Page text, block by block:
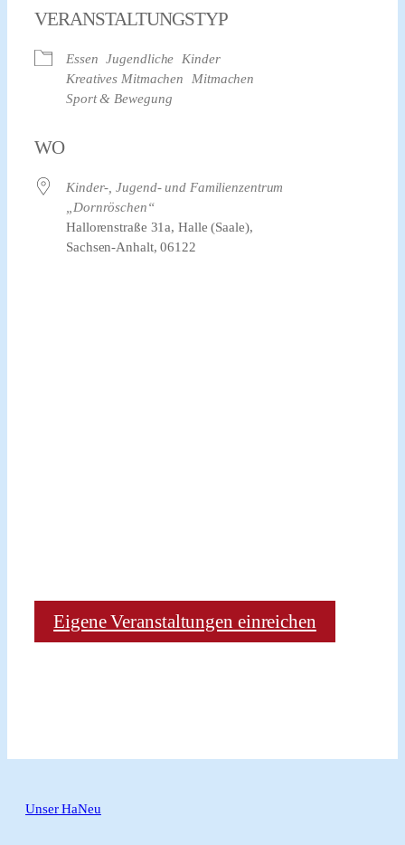
VERANSTALTUNGSTYP
Essen Jugendliche Kinder
Kreatives Mitmachen
Mitmachen
Sport & Bewegung
WO
Kinder-, Jugend- und Familienzentrum
„Dornröschen“
Hallorenstraße 31a, Halle (Saale),
Sachsen-Anhalt, 06122
Eigene Veranstaltungen einreichen
Unser HaNeu